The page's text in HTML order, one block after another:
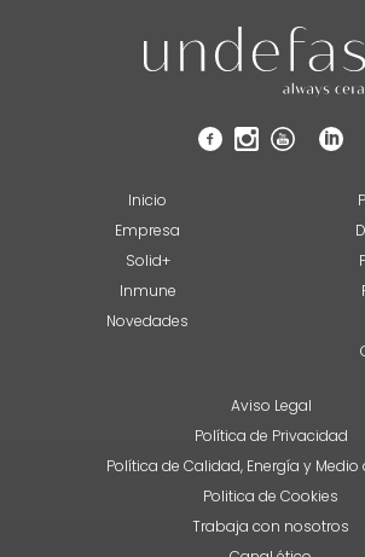
Inicio
Empresa
Solid+
Inmune
Novedades
Aviso Legal
Política de Privacidad
Política de Calidad, Energía y
Politica de Cookies
Trabaja con nosotros